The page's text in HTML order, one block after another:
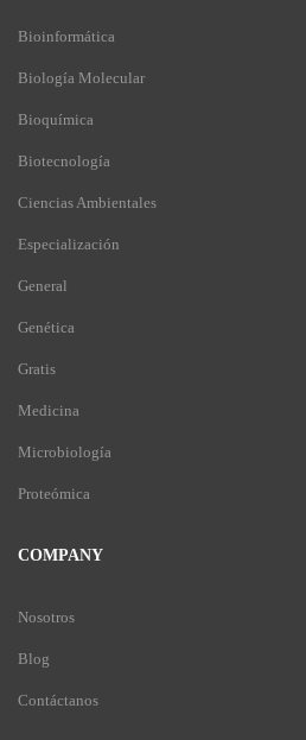
Bioinformática
Biología Molecular
Bioquímica
Biotecnología
Ciencias Ambientales
Especialización
General
Genética
Gratis
Medicina
Microbiología
Proteómica
COMPANY
Nosotros
Blog
Contáctanos